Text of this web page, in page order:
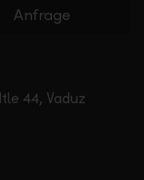
Anfrage